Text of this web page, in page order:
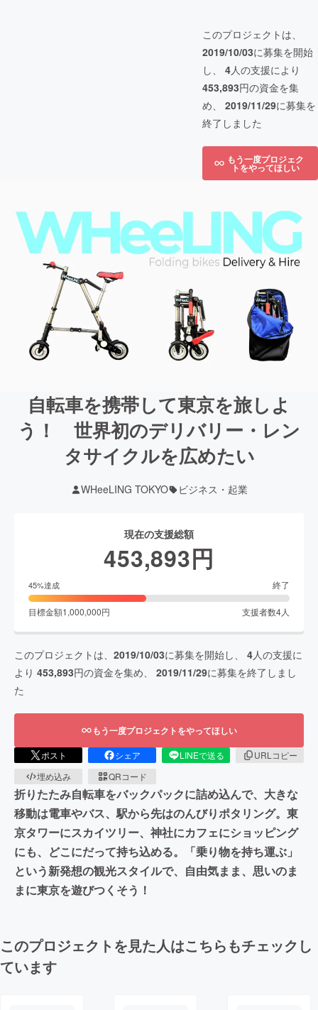
このプロジェクトは、
2019/10/03に募集を開始
し、 4人の支援により
453,893円の資金を集
め、 2019/11/29に募集を
終了しました
もう一度プロジェク
トをやってほしい
自転車を携帯して東京を旅しよ
う！ 世界初のデリバリー・レン
タサイクルを広めたい
WHeeLING TOKYO ビジネス・起業
現在の支援総額
453,893円
45%達成 終了
目標金額1,000,000円 支援者数4人
このプロジェクトは、 2019/10/03に募集を開始し、 4人の支援に
より 453,893円の資金を集め、 2019/11/29に募集を終了しまし
た
もう一度プロジェクトをやってほしい
ポスト シェア LINEで送る
URLコピー
埋め込み
QRコード
折りたたみ自転車をバックパックに詰め込んで、大きな
移動は電車やバス、駅から先はのんびりポタリング。東
京タワーにスカイツリー、神社にカフェにショッピング
にも、どこにだって持ち込める。「乗り物を持ち運ぶ」
という新発想の観光スタイルで、自由気まま、思いのま
まに東京を遊びつくそう！
このプロジェクトを見た人はこちらもチェックし
ています